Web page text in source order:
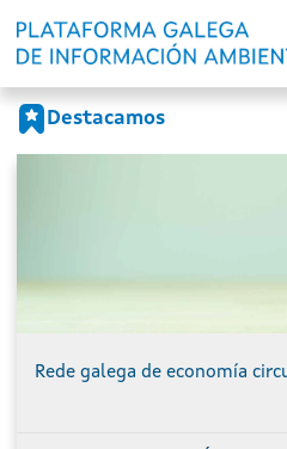
Destacamos
Rede galega de economía